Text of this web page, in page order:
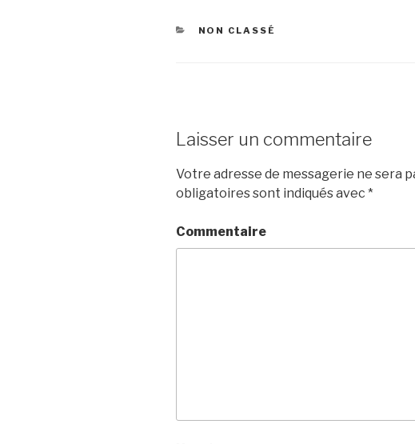
CATÉGORIES
NON CLASSÉ
Laisser un commentaire
Votre adresse de messagerie ne sera
obligatoires sont indiqués avec *
Commentaire